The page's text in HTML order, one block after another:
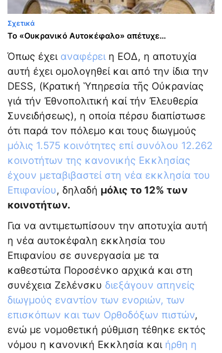
Σχετικά
Το «Ουκρανικό Αυτοκέφαλο» απέτυχε…
Όπως έχει αναφέρειη ΕΟΔ, η αποτυχία
αυτή έχει ομολογηθεί και από την ίδια την
DESS, (Κρατική Ὑπηρεσία τῆς Οὐκρανίας
γιά τήν Ἐθνοπολιτική καί τήν Ἐλευθερία
Συνειδήσεως), η οποία πέρσυ διαπίστωσε
ότι παρά τον πόλεμο και τους διωγμούς
μόλις 1.575 κοινότητες επί συνόλου 12.262
κοινοτήτων της κανονικής Εκκλησίας
έχουν μεταβιβαστεί στη νέα εκκλησία του
Επιφανίου, δηλαδή μόλις το 12% των
κοινοτήτων.
Για να αντιμετωπίσουν την αποτυχία αυτή
η νέα αυτοκέφαλη εκκλησία του
Επιφανίου σε συνεργασία με τα
καθεστώτα Ποροσένκο αρχικά και στη
συνέχεια Ζελένσκυ διεξάγουν απηνείς
διωγμούς εναντίον των ενοριών, των
επισκόπων και των Ορθοδόξων πιστών,
ενώ με νομοθετική ρύθμιση τέθηκε εκτός
νόμου η κανονική Εκκλησία και ήρθη η